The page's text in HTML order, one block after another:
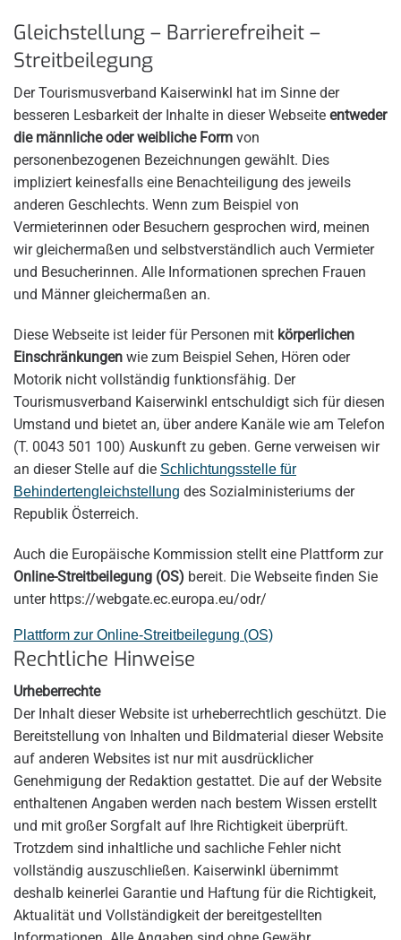
Gleichstellung – Barrierefreiheit –
Streitbeilegung
Der Tourismusverband Kaiserwinkl hat im Sinne der
besseren Lesbarkeit der Inhalte in dieser Webseite entweder
die männliche oder weibliche Form von
personenbezogenen Bezeichnungen gewählt. Dies
impliziert keinesfalls eine Benachteiligung des jeweils
anderen Geschlechts. Wenn zum Beispiel von
Vermieterinnen oder Besuchern gesprochen wird, meinen
wir gleichermaßen und selbstverständlich auch Vermieter
und Besucherinnen. Alle Informationen sprechen Frauen
und Männer gleichermaßen an.
Diese Webseite ist leider für Personen mit körperlichen
Einschränkungen wie zum Beispiel Sehen, Hören oder
Motorik nicht vollständig funktionsfähig. Der
Tourismusverband Kaiserwinkl entschuldigt sich für diesen
Umstand und bietet an, über andere Kanäle wie am Telefon
(T. 0043 501 100) Auskunft zu geben. Gerne verweisen wir
an dieser Stelle auf die Schlichtungsstelle für
Behindertengleichstellung des Sozialministeriums der
Republik Österreich.
Auch die Europäische Kommission stellt eine Plattform zur
Online-Streitbeilegung (OS) bereit. Die Webseite finden Sie
unter https://webgate.ec.europa.eu/odr/
Plattform zur Online-Streitbeilegung (OS)
Rechtliche Hinweise
Urheberrechte
Der Inhalt dieser Website ist urheberrechtlich geschützt. Die
Bereitstellung von Inhalten und Bildmaterial dieser Website
auf anderen Websites ist nur mit ausdrücklicher
Genehmigung der Redaktion gestattet. Die auf der Website
enthaltenen Angaben werden nach bestem Wissen erstellt
und mit großer Sorgfalt auf Ihre Richtigkeit überprüft.
Trotzdem sind inhaltliche und sachliche Fehler nicht
vollständig auszuschließen. Kaiserwinkl übernimmt
deshalb keinerlei Garantie und Haftung für die Richtigkeit,
Aktualität und Vollständigkeit der bereitgestellten